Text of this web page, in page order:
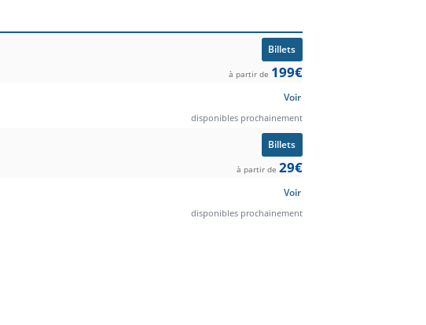
Billets
à partir de 199€
Voir
disponibles prochainement
Billets
à partir de 29€
Voir
disponibles prochainement